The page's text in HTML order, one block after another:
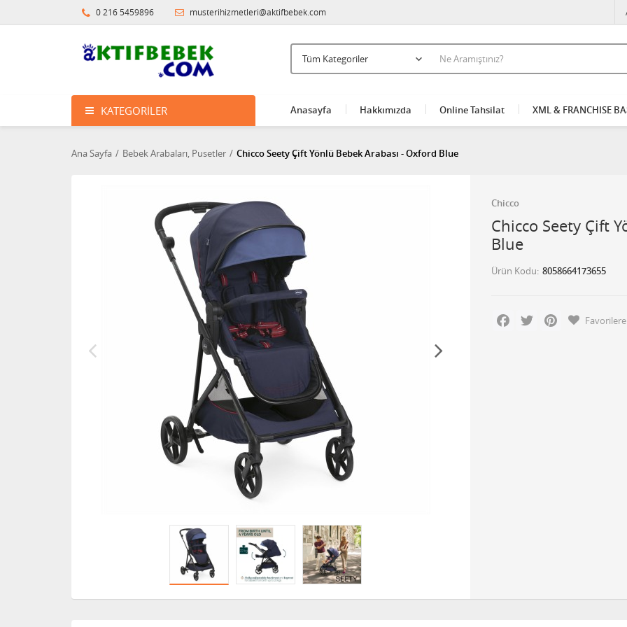
0 216 5459896 musterihizmetleri@aktifbebek.com
KATEGORILER Anasayfa Hakkımızda Online Tahsilat XML & FRANCHISE
Ana Sayfa Bebek Arabaları, Pusetler Chicco Seety Çift Yönlü Bebek Arabası - Oxford Blue
Chicco
Chicco Seety Çift
Blue
Ürün Kodu 8058664173655
Facebook
Twitter Pinterest